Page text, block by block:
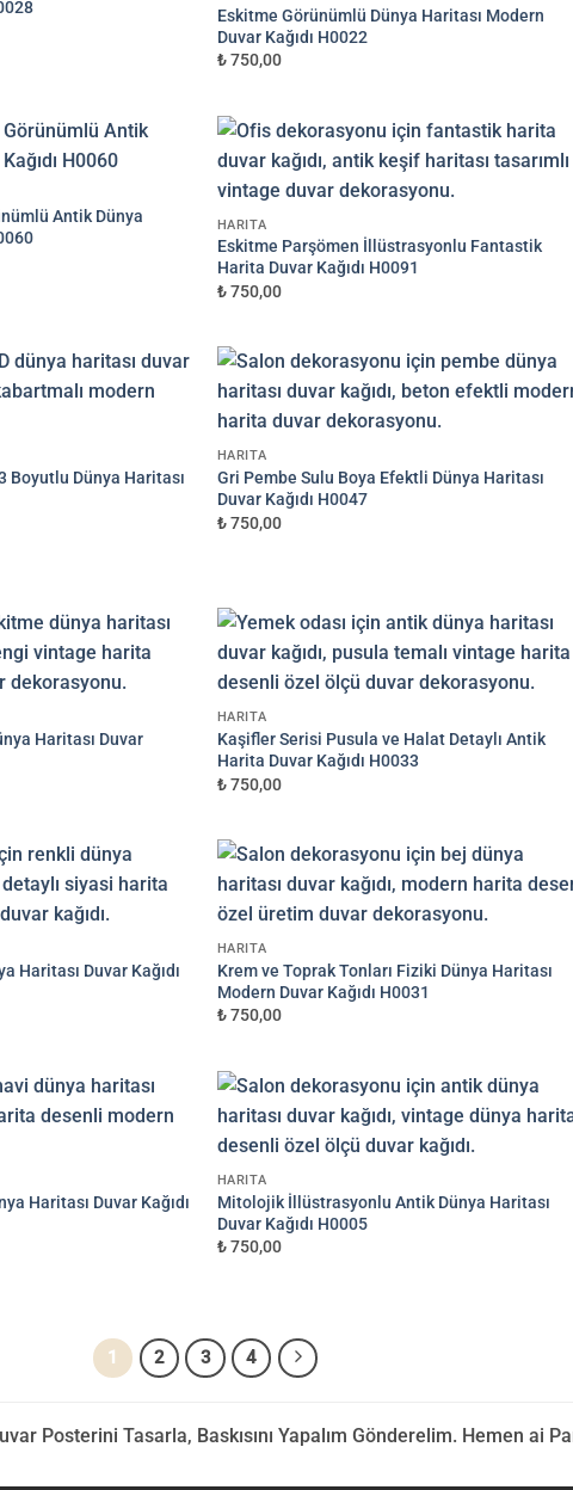
Görselinizi yüklemek için tıklayın
son hali onayınıza gönderilir. Onayınızdan sonra üretim yapılır.
SIPARIŞ OLUŞTUR
info@dekoros.com'a iletilir • ✓ Baskı öncesi tasarım onayı garantisi
Eskitme Görünümlü Dünya Haritası Modern
Duvar Kağıdı H0022
₺ 750,00
Antik Dünya
HARITA
Eskitme Parşömen İllüstrasyonlu Fantastik
Harita Duvar Kağıdı H0091
₺ 750,00
Boyutlu Dünya Haritası
HARITA
Gri Pembe Sulu Boya Efektli Dünya Haritası
Duvar Kağıdı H0047
₺ 750,00
Haritası Duvar
HARITA
Kaşifler Serisi Pusula ve Halat Detaylı Antik
Harita Duvar Kağıdı H0033
₺ 750,00
Haritası Duvar Kağıdı
HARITA
Krem ve Toprak Tonları Fiziki Dünya Haritası
Modern Duvar Kağıdı H0031
₺ 750,00
Haritası Duvar Kağıdı
HARITA
Mitolojik İllüstrasyonlu Antik Dünya Haritası
Duvar Kağıdı H0005
₺ 750,00
1 2 3 4
Posterini Tasarla, Baskısını Yapalım Gönderelim. Hemen ai